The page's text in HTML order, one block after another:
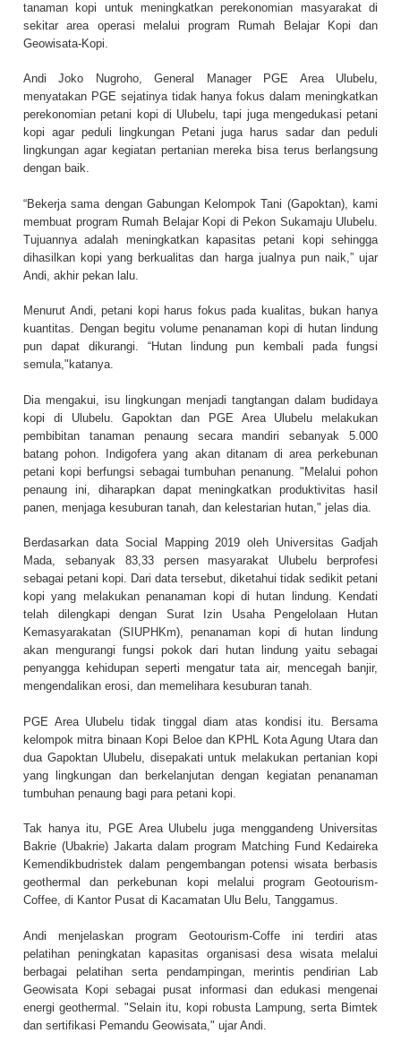
tanaman kopi untuk meningkatkan perekonomian masyarakat di
sekitar area operasi melalui program Rumah Belajar Kopi dan
Geowisata-Kopi.
Andi Joko Nugroho, General Manager PGE Area Ulubelu,
menyatakan PGE sejatinya tidak hanya fokus dalam meningkatkan
perekonomian petani kopi di Ulubelu, tapi juga mengedukasi petani
kopi agar peduli lingkungan Petani juga harus sadar dan peduli
lingkungan agar kegiatan pertanian mereka bisa terus berlangsung
dengan baik.
“Bekerja sama dengan Gabungan Kelompok Tani (Gapoktan), kami
membuat program Rumah Belajar Kopi di Pekon Sukamaju Ulubelu.
Tujuannya adalah meningkatkan kapasitas petani kopi sehingga
dihasilkan kopi yang berkualitas dan harga jualnya pun naik,” ujar
Andi, akhir pekan lalu.
Menurut Andi, petani kopi harus fokus pada kualitas, bukan hanya
kuantitas. Dengan begitu volume penanaman kopi di hutan lindung
pun dapat dikurangi. “Hutan lindung pun kembali pada fungsi
semula,"katanya.
Dia mengakui, isu lingkungan menjadi tangtangan dalam budidaya
kopi di Ulubelu. Gapoktan dan PGE Area Ulubelu melakukan
pembibitan tanaman penaung secara mandiri sebanyak 5.000
batang pohon. Indigofera yang akan ditanam di area perkebunan
petani kopi berfungsi sebagai tumbuhan penanung. "Melalui pohon
penaung ini, diharapkan dapat meningkatkan produktivitas hasil
panen, menjaga kesuburan tanah, dan kelestarian hutan," jelas dia.
Berdasarkan data Social Mapping 2019 oleh Universitas Gadjah
Mada, sebanyak 83,33 persen masyarakat Ulubelu berprofesi
sebagai petani kopi. Dari data tersebut, diketahui tidak sedikit petani
kopi yang melakukan penanaman kopi di hutan lindung. Kendati
telah dilengkapi dengan Surat Izin Usaha Pengelolaan Hutan
Kemasyarakatan (SIUPHKm), penanaman kopi di hutan lindung
akan mengurangi fungsi pokok dari hutan lindung yaitu sebagai
penyangga kehidupan seperti mengatur tata air, mencegah banjir,
mengendalikan erosi, dan memelihara kesuburan tanah.
PGE Area Ulubelu tidak tinggal diam atas kondisi itu. Bersama
kelompok mitra binaan Kopi Beloe dan KPHL Kota Agung Utara dan
dua Gapoktan Ulubelu, disepakati untuk melakukan pertanian kopi
yang lingkungan dan berkelanjutan dengan kegiatan penanaman
tumbuhan penaung bagi para petani kopi.
Tak hanya itu, PGE Area Ulubelu juga menggandeng Universitas
Bakrie (Ubakrie) Jakarta dalam program Matching Fund Kedaireka
Kemendikbudristek dalam pengembangan potensi wisata berbasis
geothermal dan perkebunan kopi melalui program Geotourism-
Coffee, di Kantor Pusat di Kacamatan Ulu Belu, Tanggamus.
Andi menjelaskan program Geotourism-Coffe ini terdiri atas
pelatihan peningkatan kapasitas organisasi desa wisata melalui
berbagai pelatihan serta pendampingan, merintis pendirian Lab
Geowisata Kopi sebagai pusat informasi dan edukasi mengenai
energi geothermal. "Selain itu, kopi robusta Lampung, serta Bimtek
dan sertifikasi Pemandu Geowisata," ujar Andi.